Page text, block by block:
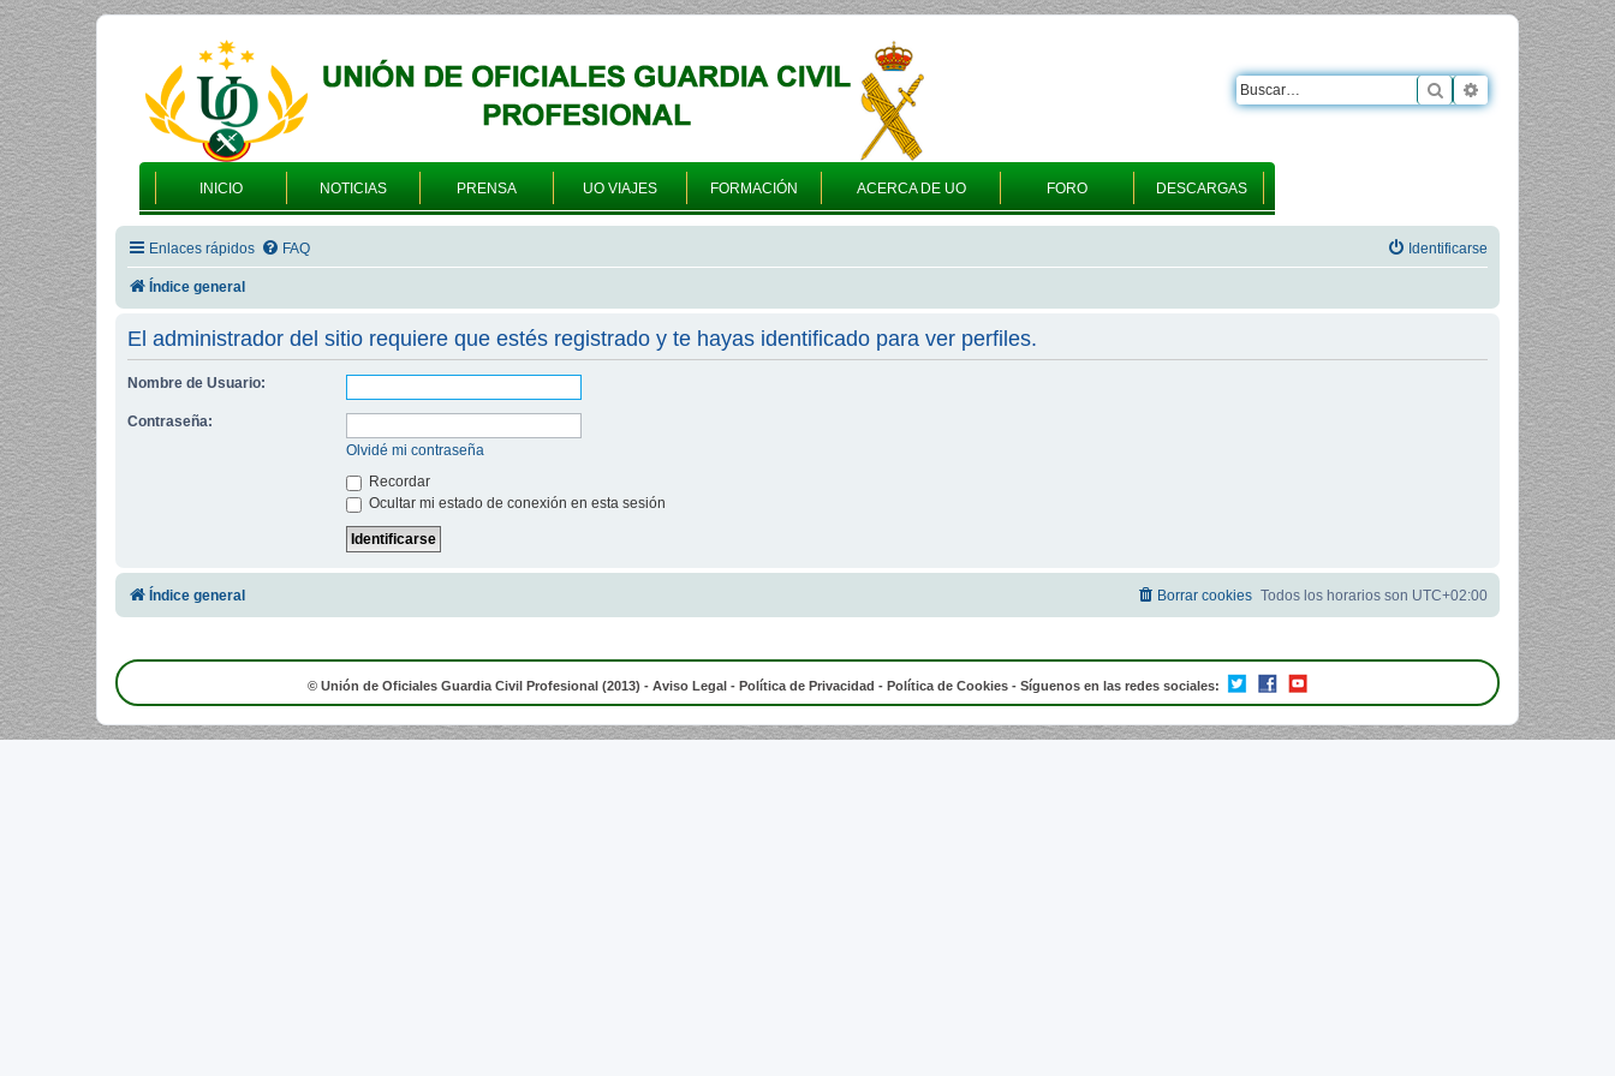
INICIO NOTICIAS PRENSA UO VIAJES FORMACIÓN ACERCA DE UO FORO DESCARGAS
Buscar Búsqueda
Enlaces rápidos FAQ Identificarse
Índice general
El administrador del sitio requiere que estés registrado y te hayas identificado para ver perfiles.
Nombre de Usuario:
Contraseña:
Olvidé mi contraseña
Recordar
Ocultar mi estado de conexión en esta sesión
Índice general Todos los horarios son UTC+02:00
Borrar cookies
© Unión de Oficiales Guardia Civil Profesional (2013) - Aviso Legal - Política de Privacidad - Política de Cookies - Síguenos en las redes sociales: